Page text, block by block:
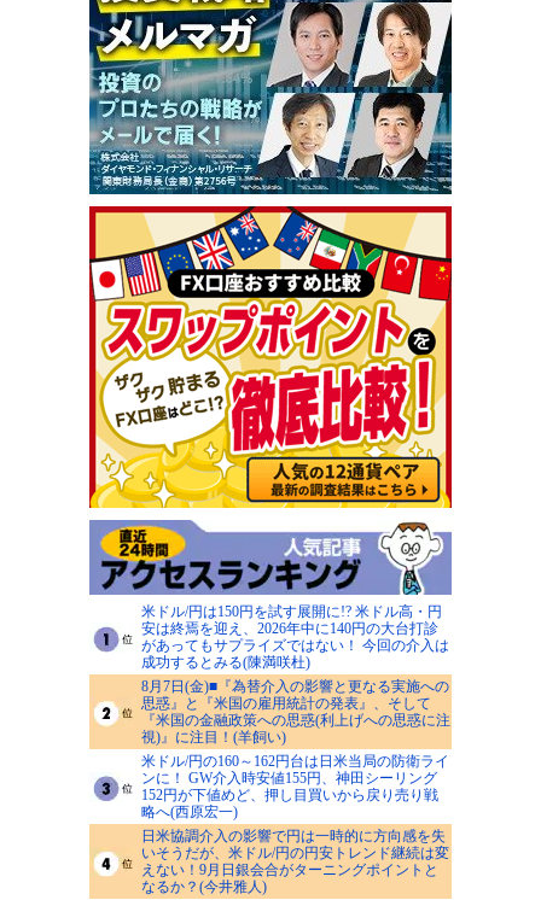
米ドル/円は150円を試す展開に!? 米ドル高・円
安は終焉を迎え、2026年中に140円の大台打診
があってもサプライズではない！ 今回の介入は
成功するとみる(陳満咲杜)
8月7日(金)■『為替介入の影響と更なる実施への
思惑』と『米国の雇用統計の発表』、そして
『米国の金融政策への思惑(利上げへの思惑に注
視)』に注目！(羊飼い)
米ドル/円の160～162円台は日米当局の防衛ライ
ンに！ GW介入時安値155円、神田シーリング
152円が下値めど、押し目買いから戻り売り戦
略へ(西原宏一)
日米協調介入の影響で円は一時的に方向感を失
いそうだが、米ドル/円の円安トレンド継続は変
えない！9月日銀会合がターニングポイントと
なるか？(今井雅人)